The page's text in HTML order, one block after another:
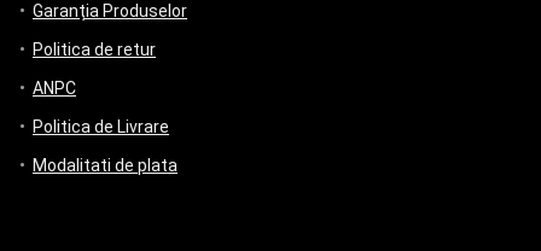
Garanția Produselor
Politica de retur
ANPC
Politica de Livrare
Modalitati de plata